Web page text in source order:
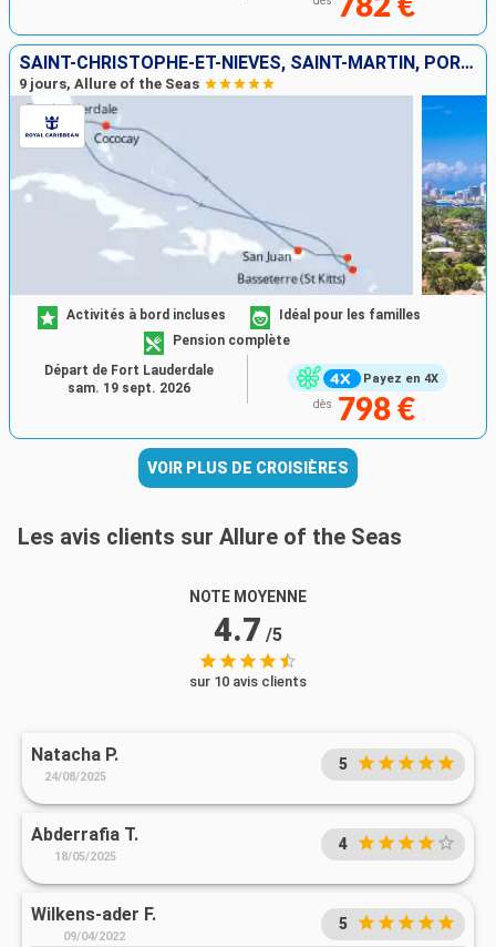
782 €
SAINT-CHRISTOPHE-ET-NIÉVÈS, SAINT-MARTIN, PORTO RICO, BAHAMAS, ÉTATS-UNIS
9 jours, Allure of the Seas
Payez en 4X
Activités à bord incluses
Idéal pour les familles
Pension complète
dès 798 €
Départ de Fort Lauderdale
sam. 19 sept. 2026
VOIR PLUS DE CROISIÈRES
Les avis clients sur Allure of the Seas
NOTE MOYENNE
4.7 /5
sur 10 avis clients
Natacha P.
24/08/2025
5
Abderrafia T.
18/05/2025
4
Wilkens-ader F.
09/04/2022
5